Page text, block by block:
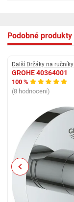
Podobné produkty
Další Držáky na ručníky
GROHE 40364001
100 %
(8 hodnocení)
Previous